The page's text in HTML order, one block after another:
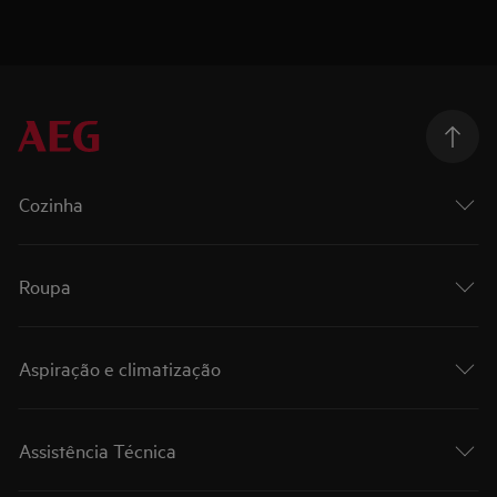
Cozinha
Roupa
Aspiração e climatização
Assistência Técnica